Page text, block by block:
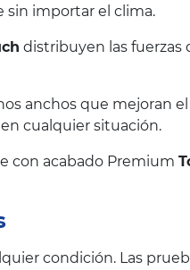
sin importar el clima.
distribuyen las fuerzas
anchos que mejoran
cualquier situación.
con acabado Premium
condición. Las